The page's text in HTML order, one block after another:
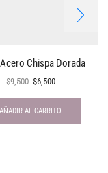
Chispa Dorada
$9,500 $6,500
AÑADIR AL CARRITO